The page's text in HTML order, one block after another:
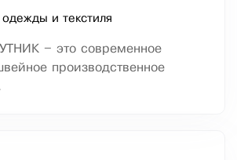
одежды и текстиля
– это современное
производственное